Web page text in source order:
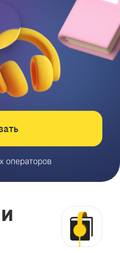
операторов